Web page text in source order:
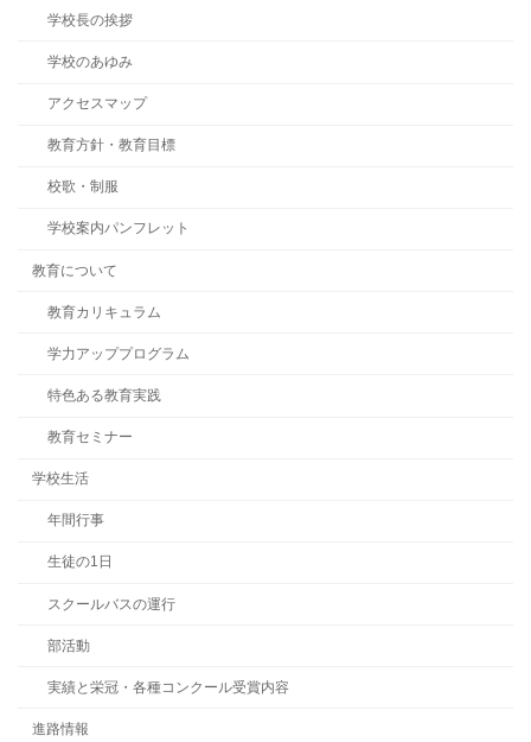
学校長の挨拶
学校のあゆみ
アクセスマップ
教育方針・教育目標
校歌・制服
学校案内パンフレット
教育について
教育カリキュラム
学力アッププログラム
特色ある教育実践
教育セミナー
学校生活
年間行事
生徒の1日
スクールバスの運行
部活動
実績と栄冠・各種コンクール受賞内容
進路情報